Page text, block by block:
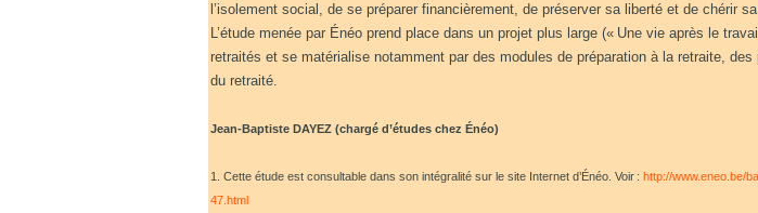
l’isolement social, de se préparer financièrement, de préserver sa liberté et de chérir
L’étude menée par Énéo prend place dans un projet plus large (« Une vie après le
retraités et se matérialise notamment par des modules de préparation à la retraite, des
du retraité.
Jean-Baptiste DAYEZ (chargé d’études chez Énéo)
1. Cette étude est consultable dans son intégralité sur le site Internet d’Énéo. Voir : http://www.eneo.be/
47.html